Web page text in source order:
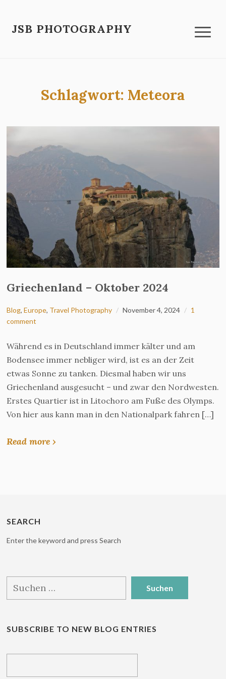
JSB PHOTOGRAPHY
Schlagwort: Meteora
Griechenland – Oktober 2024
Blog,Europe, Travel Photography November 4, 2024
1
comment
Während es in Deutschland immer kälter und am
Bodensee immer nebliger wird, ist es an der Zeit
etwas Sonne zu tanken. Diesmal haben wir uns
Griechenland ausgesucht – und zwar den Nordwesten.
Erstes Quartier ist in Litochoro am Fuße des Olymps.
Von hier aus kann man in den Nationalpark fahren […]
Read more ›
SEARCH
Enter the keyword and press Search
nach:
SUBSCRIBE TO NEW BLOG ENTRIES